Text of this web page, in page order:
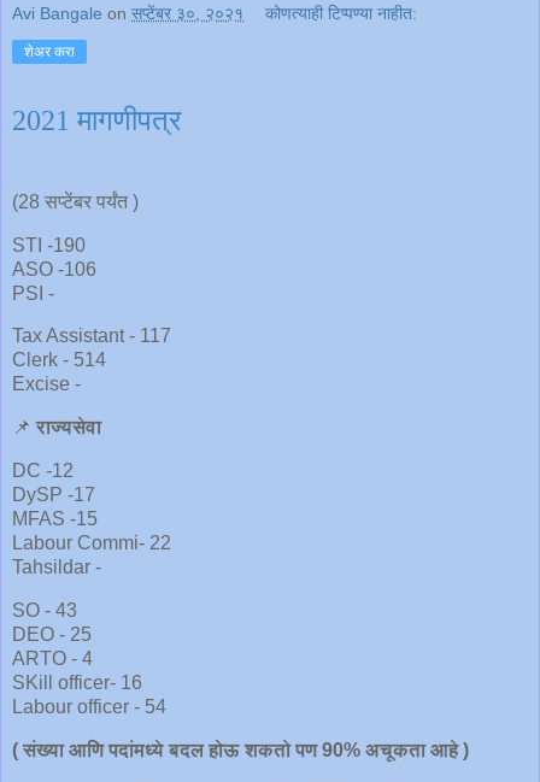
Avi Bangale on सप्टेंबर ३०, २०२१ कोणत्याही टिप्पण्‍या नाहीत:
शेअर करा
2021 मागणीपत्र
(28 सप्टेंबर पर्यंत )
STI -190
ASO -106
PSI -
Tax Assistant - 117
Clerk - 514
Excise -
📌 राज्यसेवा
DC -12
DySP -17
MFAS -15
Labour Commi- 22
Tahsildar -
SO - 43
DEO - 25
ARTO - 4
SKill officer- 16
Labour officer - 54
( संख्या आणि पदांमध्ये बदल होऊ शकतो पण 90% अचूकता आहे )